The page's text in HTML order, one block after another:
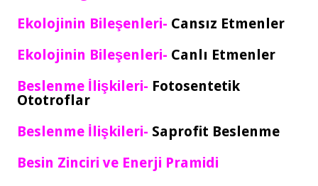
Ekolojinin Bileşenleri- Cansız Etmenler
Ekolojinin Bileşenleri- Canlı Etmenler
Beslenme İlişkileri- Fotosentetik
Ototroflar
Beslenme İlişkileri- Saprofit Beslenme
Besin Zinciri ve Enerji Pramidi